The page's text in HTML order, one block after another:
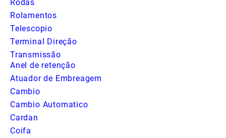
Rodas
Rolamentos
Telescopio
Terminal Direção
Transmissão
Anel de retenção
Atuador de Embreagem
Cambio
Cambio Automatico
Cardan
Coifa